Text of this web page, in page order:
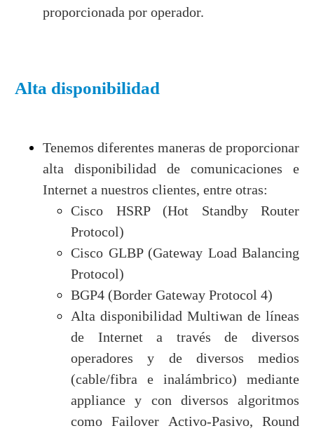
proporcionada por operador.
Alta disponibilidad
Tenemos diferentes maneras de proporcionar
alta disponibilidad de comunicaciones e
Internet a nuestros clientes, entre otras:
Cisco HSRP (Hot Standby Router
Protocol)
Cisco GLBP (Gateway Load Balancing
Protocol)
BGP4 (Border Gateway Protocol 4)
Alta disponibilidad Multiwan de líneas
de Internet a través de diversos
operadores y de diversos medios
(cable/fibra e inalámbrico) mediante
appliance y con diversos algoritmos
como Failover Activo-Pasivo, Round